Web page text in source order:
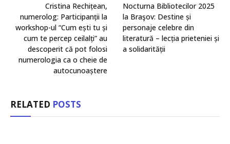
Cristina Rechițean,
numerolog: Participanții la
workshop-ul “Cum ești tu și
cum te percep ceilalți” au
descoperit că pot folosi
numerologia ca o cheie de
autocunoaștere
Nocturna Bibliotecilor 2025
la Braşov: Destine și
personaje celebre din
literatură – lecția prieteniei și
a solidarității
RELATED POSTS